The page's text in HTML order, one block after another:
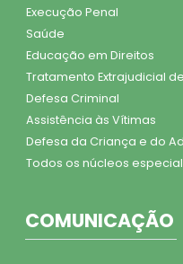
Execução Penal
Saúde
Educação em Direitos
Tratamento Extrajudicial
Defesa Criminal
Assistência às Vítimas
Defesa da Criança e do
Todos os núcleos
COMUNICAÇÃO